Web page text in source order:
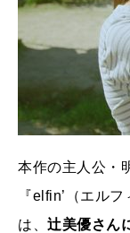
本作の主人公・
『elfin’（エル
は、 辻美優さん